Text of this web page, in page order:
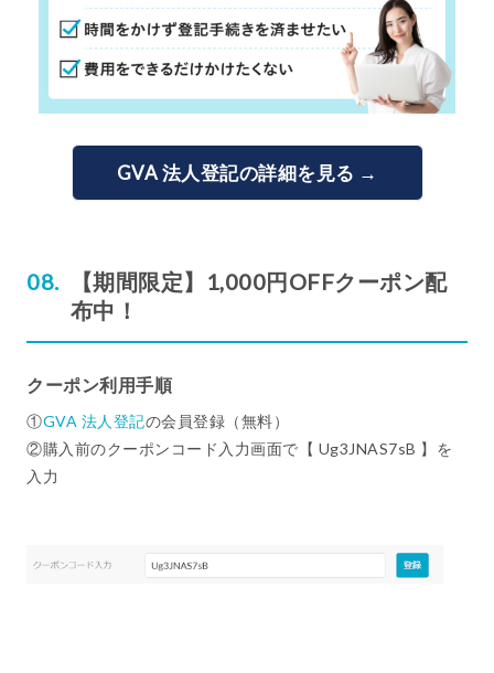
GVA 法人登記の詳細を見る →
【期間限定】1,000円OFFクーポン配
布中！
クーポン利用手順
①GVA 法人登記の会員登録（無料）
②購入前のクーポンコード入力画面で【 Ug3JNAS7sB 】を
入力